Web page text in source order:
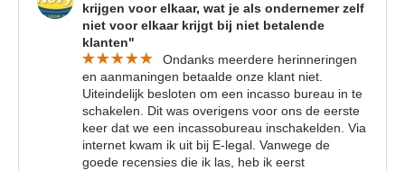
krijgen voor elkaar, wat je als ondernemer zelf
niet voor elkaar krijgt bij niet betalende
klanten"
Ondanks meerdere herinneringen
en aanmaningen betaalde onze klant niet.
Uiteindelijk besloten om een incasso bureau in te
schakelen. Dit was overigens voor ons de eerste
keer dat we een incassobureau inschakelden. Via
internet kwam ik uit bij E-legal. Vanwege de
goede recensies die ik las, heb ik eerst